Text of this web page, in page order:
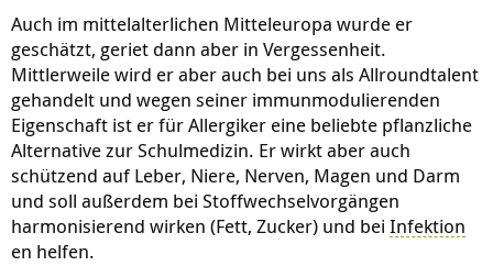
Auch im mittelalterlichen Mitteleuropa wurde er
geschätzt, geriet dann aber in Vergessenheit.
Mittlerweile wird er aber auch bei uns als Allroundtalent
gehandelt und wegen seiner immunmodulierenden
Eigenschaft ist er für Allergiker eine beliebte pflanzliche
Alternative zur Schulmedizin. Er wirkt aber auch
schützend auf Leber, Niere, Nerven, Magen und Darm
und soll außerdem bei Stoffwechselvorgängen
harmonisierend wirken (Fett, Zucker) und bei Infektion
en helfen.